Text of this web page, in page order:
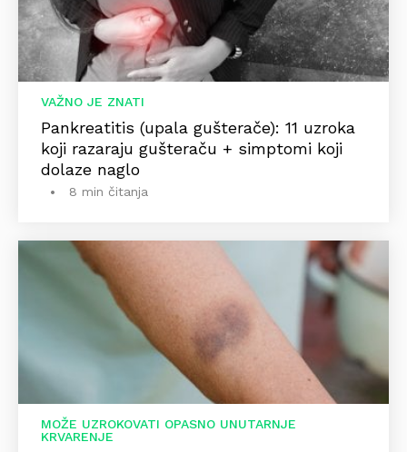
VAŽNO JE ZNATI
Pankreatitis (upala gušterače): 11 uzroka
koji razaraju gušteraču + simptomi koji
dolaze naglo
8 min čitanja
MOŽE UZROKOVATI OPASNO UNUTARNJE
KRVARENJE